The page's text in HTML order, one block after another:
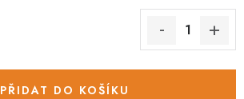
PŘIDAT DO KOŠÍKU